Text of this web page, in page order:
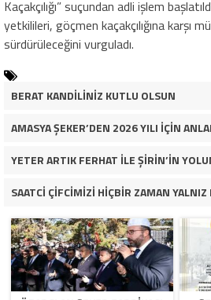
Kaçakçılığı” suçundan adli işlem
yetkilileri, göçmen kaçakçılığına karşı
sürdürüleceğini vurguladı.
BERAT KANDİLİNİZ KUTLU OLSUN
AMASYA ŞEKER’DEN 2026 YILI İÇİN
SAATCİ ÇİFCİMİZİ HİÇBİR ZAMAN